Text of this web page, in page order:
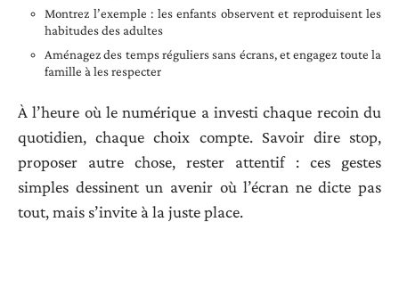
Montrez l’exemple : les enfants observent et reproduisent les
habitudes des adultes
Aménagez des temps réguliers sans écrans, et engagez toute la
famille à les respecter
À l’heure où le numérique a investi chaque recoin du
quotidien, chaque choix compte. Savoir dire stop,
proposer autre chose, rester attentif : ces gestes
simples dessinent un avenir où l’écran ne dicte pas
tout, mais s’invite à la juste place.